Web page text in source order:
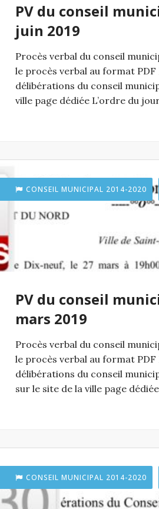
PV du conseil
juin 2019
Procès verbal du conseil
le procès verbal au format PDF
délibérations du conseil
ville page dédiée L’ordre du
CONSEIL MUNICIPAL 2014-2020
PV du conseil
mars 2019
Procès verbal du conseil
le procès verbal au format PDF
délibérations du conseil
sur le site de la ville page dédiée
CONSEIL MUNICIPAL 2014-2020